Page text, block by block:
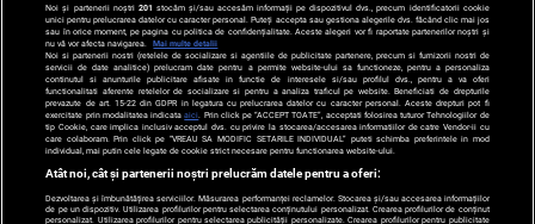
SPORT
Noi și partenerii noștri 201 stocăm și/sau accesăm informații pe dispozitivul dvs., precum identificatorii cookie
unici pentru prelucrarea datelor cu caracter personal. Puteți accepta sau gestiona alegerile dvs. făcând clic mai jos
sau în orice moment, pe pagina cu politica de confidențialitate. Aceste alegeri vor fi raportate partenerilor noștri și
nu vă vor afecta navigarea.
Mai multe detalii
Noi si partenerii nostri (retelele de socializare si agentiile de publicitate partenere, precum si furnizorii nostri de
servicii de date analitice) prelucram date pentru a permite website-ului sa functioneze, pentru a personaliza
continutul si anunturile publicitare afisate in functie de interesele si/sau profilul dvs., pentru a va oferi
functionalitati aferente retelelor de socializare si pentru a analiza traficul pe website. Beneficiati de drepturile
prevazute de art. 15-22 din GDPR in legatura cu prelucrarea datelor cu caracter personal. Aceste drepturi pot fi
exercitate prin modalitatea indicataaici . Prin click pe “ACCEPT TOATE”, acceptati folosirea tuturor Tehnologiilor de
tip Cookie, care implica inclusiv acceptul dvs. cu privire la stocarea/accesarea informatiilor de catre Vendor-ii cu
care colaboram. Prin click pe “VREAU SA MODIFIC SETARILE INDIVIDUAL” puteti schimba preferintele in mod
individual, mai putin cele legate de cookie strict necesare pentru functionarea website-ului.
Atât noi, cât și partenerii noștri prelucrăm datele pentru a oferi:
Dezvoltarea și îmbunătățirea serviciilor. Măsurarea performanței reclamelor. Stocarea și/sau accesarea informațiilor
de pe un dispozitiv. Utilizarea profilurilor pentru selectarea conținutului personalizat. Crearea profilurilor de conținut
personalizat. Utilizarea profilurilor pentru selectarea publicității personalizate. Crearea profilurilor pentru publicitate